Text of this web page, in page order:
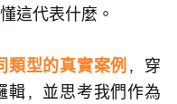
這代表什麼。
類型的真實案例 ，穿
輯，並思考我們作為